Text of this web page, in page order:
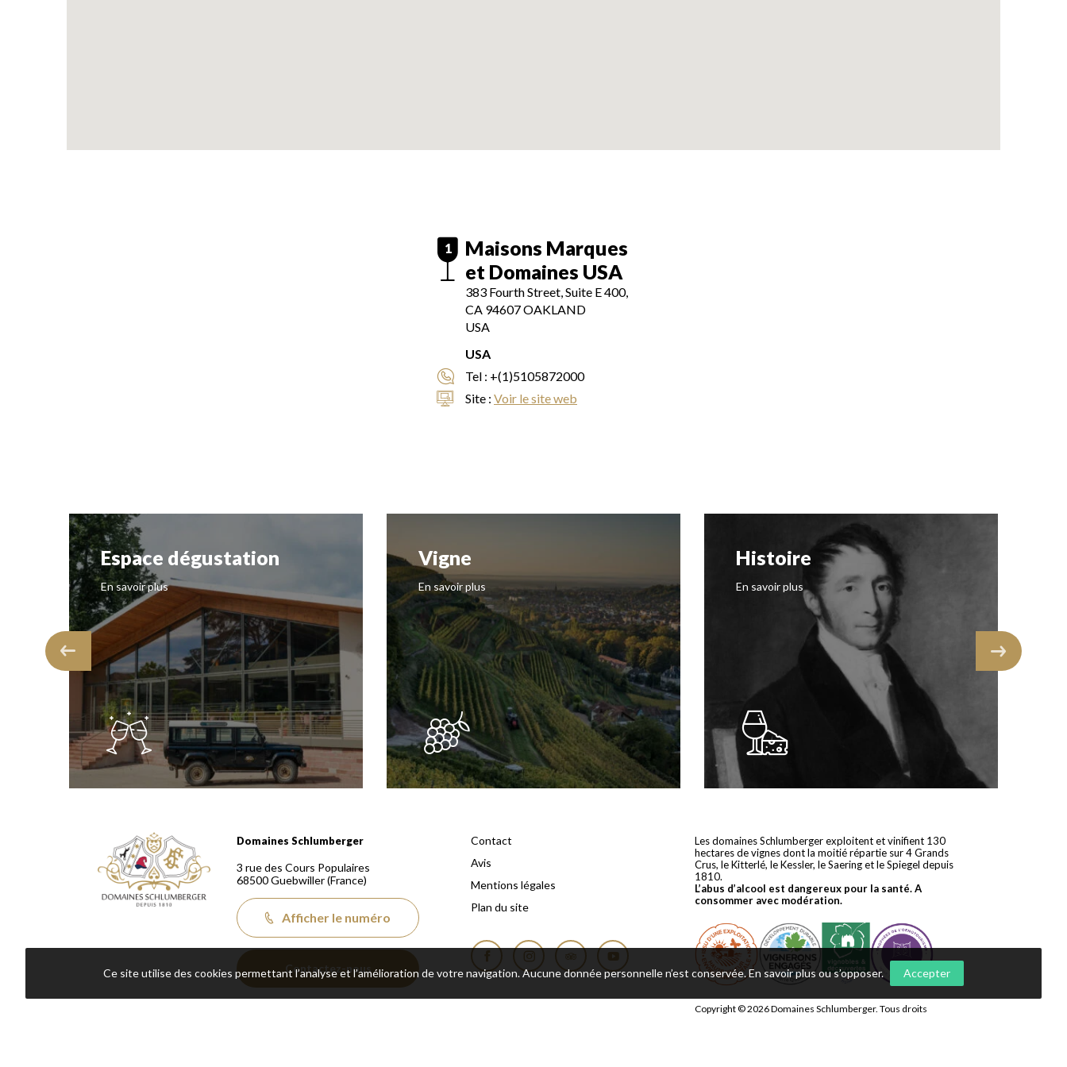
1
Maisons Marques
et Domaines USA
383 Fourth Street, Suite E 400,
CA 94607OAKLAND
USA
USA
Tel : +(1)5105872000
Site : Voir le site web
Espace dégustation
En savoir plus
Vigne
En savoir plus
Histoire
En savoir plus
Domaines Schlumberger Vignerons 100% récoltants depuis 1810
Domaines Schlumberger
3 rue des Cours Populaires
68500Guebwiller(France)
Afficher le numéro
Contactez-nous
Contact
Avis
Mentions légales
Plan du site
FacebookInstagramTripadvisorYouTube
Les domaines Schlumberger exploitent et vinifient 130
hectares de vignes dont la moitié répartie sur 4 Grands
Crus, le Kitterlé, le Kessler, le Saering et le Spiegel depuis
1810.
L’abus d’alcool est dangereux pour la santé. A
consommer avec modération.
Copyright © 2026Domaines Schlumberger. Tous droits
Ce site utilise des cookies permettant l’analyse et l’amélioration de votre navigation. Aucune donnée personnelle n’est conservée.En savoir plus ou s’opposer. Accepter